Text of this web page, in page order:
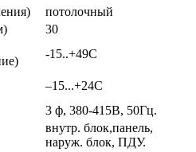
потолочный
30
-15..+49С
–15...+24С
3 ф, 380-415В, 50Гц.
внутр. блок,панель,
наруж. блок, ПДУ.